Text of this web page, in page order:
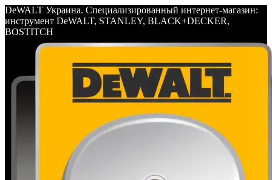
DeWALT Украина. Специализированный интернет-магазин:
инструмент DeWALT, STANLEY, BLACK+DECKER,
BOSTITCH